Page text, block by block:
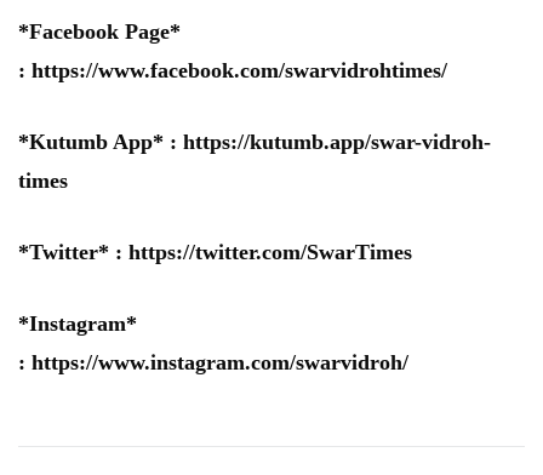
*Facebook Page*
: https://www.facebook.com/swarvidrohtimes/
*Kutumb App* : https://kutumb.app/swar-vidroh-
times
*Twitter* : https://twitter.com/SwarTimes
*Instagram*
: https://www.instagram.com/swarvidroh/